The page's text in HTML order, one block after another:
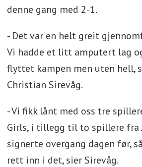
denne gang med 2-1.
- Det var en helt greit
Vi hadde et litt amputert lag
flyttet kampen men uten hell,
Christian Sirevåg.
- Vi fikk lånt med oss tre
Girls, i tillegg til to spillere fra
signerte overgang dagen før,
rett inn i det, sier Sirevåg.